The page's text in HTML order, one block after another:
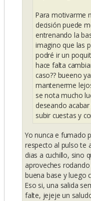
Para motivarme
decisión puede
entrenando la
imagino que las
podré ir un
hace falta
caso?? bueeno
mantenerme
se nota mucho
deseando
subir cuestas y
Yo nunca e fumado
respecto al pulso te
dias a cuchillo, sino
aproveches
buena base y luego
Eso si, una salida
falte, jejeje un